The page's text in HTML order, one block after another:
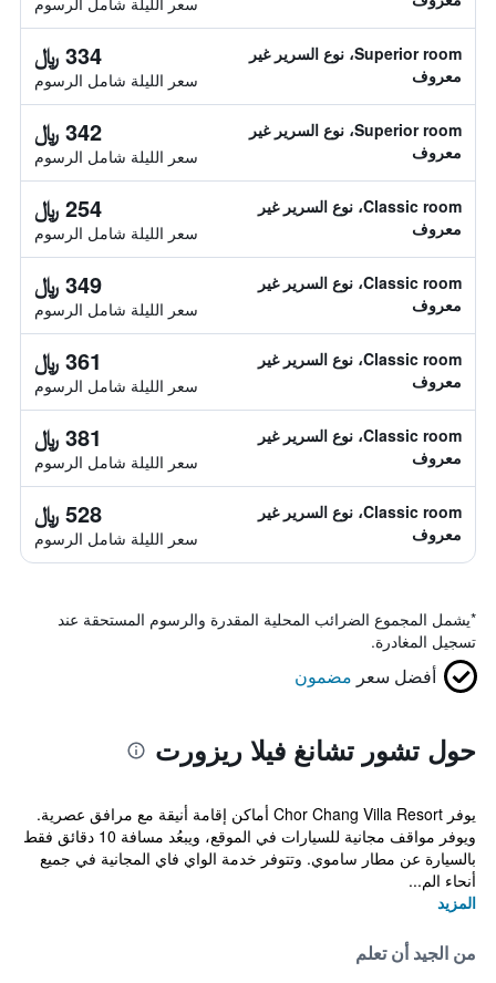
Superior room، نوع السرير غير
معروف
334 ﷼
سعر الليلة شامل الرسوم
Superior room، نوع السرير غير
معروف
342 ﷼
سعر الليلة شامل الرسوم
Classic room، نوع السرير غير
معروف
254 ﷼
سعر الليلة شامل الرسوم
Classic room، نوع السرير غير
معروف
349 ﷼
سعر الليلة شامل الرسوم
Classic room، نوع السرير غير
معروف
361 ﷼
سعر الليلة شامل الرسوم
Classic room، نوع السرير غير
معروف
381 ﷼
سعر الليلة شامل الرسوم
Classic room، نوع السرير غير
معروف
528 ﷼
سعر الليلة شامل الرسوم
*يشمل المجموع الضرائب المحلية المقدرة والرسوم المستحقة عند
تسجيل المغادرة.
أفضل سعر مضمون
حول تشور تشانغ فيلا ريزورت
يوفر Chor Chang Villa Resort أماكن إقامة أنيقة مع مرافق عصرية.
ويوفر مواقف مجانية للسيارات في الموقع، ويبعُد مسافة 10 دقائق فقط
بالسيارة عن مطار ساموي. وتتوفر خدمة الواي فاي المجانية في جميع
أنحاء الم...
المزيد
من الجيد أن تعلم